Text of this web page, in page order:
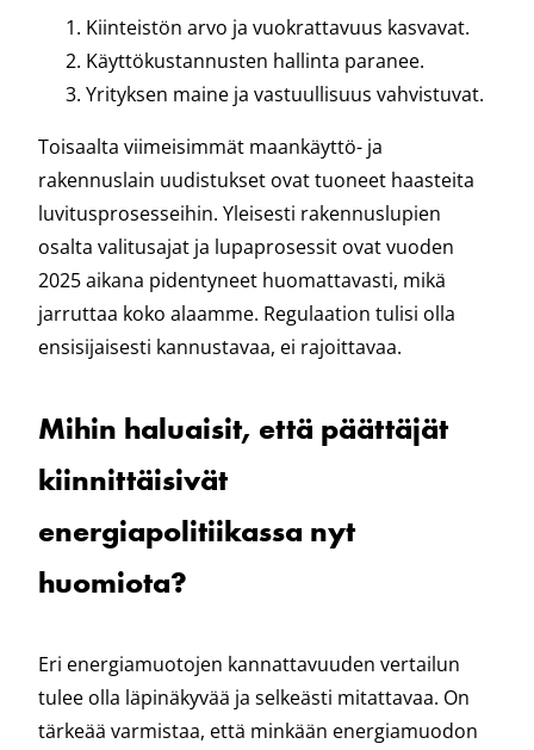
Kiinteistön arvo ja vuokrattavuus kasvavat.
Käyttökustannusten hallinta paranee.
Yrityksen maine ja vastuullisuus vahvistuvat.
Toisaalta viimeisimmät maankäyttö- ja
rakennuslain uudistukset ovat tuoneet haasteita
luvitusprosesseihin. Yleisesti rakennuslupien
osalta valitusajat ja lupaprosessit ovat vuoden
2025 aikana pidentyneet huomattavasti, mikä
jarruttaa koko alaamme. Regulaation tulisi olla
ensisijaisesti kannustavaa, ei rajoittavaa.
Mihin haluaisit, että päättäjät
kiinnittäisivät
energiapolitiikassa nyt
huomiota?
Eri energiamuotojen kannattavuuden vertailun
tulee olla läpinäkyvää ja selkeästi mitattavaa. On
tärkeää varmistaa, että minkään energiamuodon